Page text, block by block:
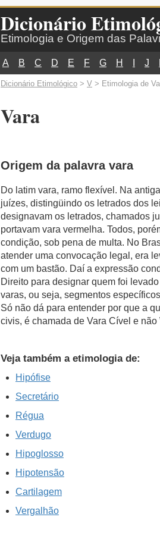
Dicionário
Etimologia e Origem das
A B C D E F G H J
Dicionário Etimológico > V > Etimologia de
Vara
Origem da palavra vara
Do latim vara, ramo flexível. Na
juízes, distingüindo os letrados dos
designavam os letrados, chamados
portavam vara vermelha. Todos,
condição, sob pena de multa. No
atender uma convocação legal, era
com um bastão. Daí a expressão
Direito para designar quem foi
varas, ou seja, segmentos
Só não dá para entender por que a
civis, é chamada de Vara Cível e não
Veja também a etimologia de:
Hipófise
Secretário
Régua
Verdugo
Hipoglosso
Hipotensão
Cartilagem
Vergalhão